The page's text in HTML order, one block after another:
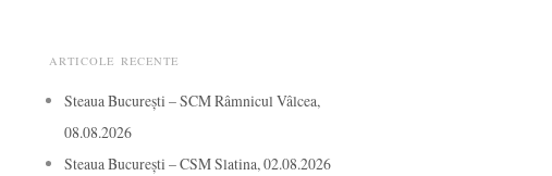
ARTICOLE RECENTE
Steaua București – SCM Râmnicul Vâlcea,
08.08.2026
Steaua București – CSM Slatina, 02.08.2026